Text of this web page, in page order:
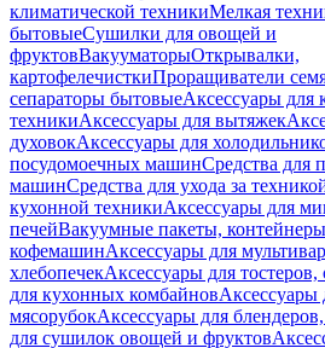
климатической техникиМелкая
бытовыеСушилки для овощей и
фруктовВакууматорыОткрывалки,
картофелечисткиПроращиватели
сепараторы бытовыеАксессуары для
техникиАксессуары для вытяжек
духовокАксессуары для
посудомоечных машинСредства для
машинСредства для ухода за
кухонной техникиАксессуары для
печейВакуумные пакеты, контейнеры
кофемашинАксессуары для
хлебопечекАксессуары для
для кухонных комбайновАксессуары
мясорубокАксессуары для
для сушилок овощей и фруктов